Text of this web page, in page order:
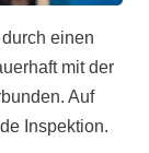
einen
mit der
Auf
Inspektion.